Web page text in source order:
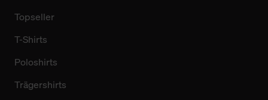
finden Sie in unserer Datenschutzerklärung.
Topseller
T-Shirts
Poloshirts
Trägershirts